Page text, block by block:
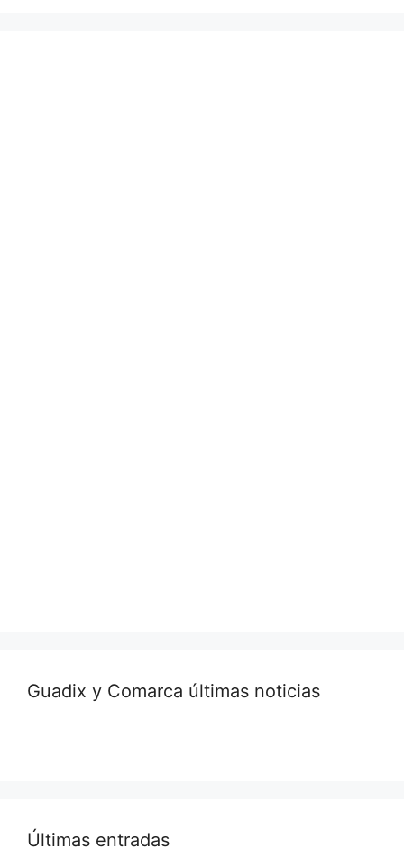
Guadix y Comarca últimas noticias
Últimas entradas